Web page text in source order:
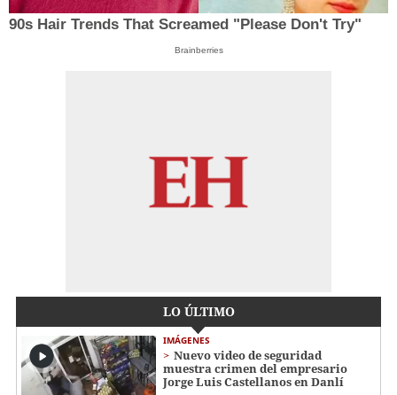
90s Hair Trends That Screamed "Please Don't Try"
Brainberries
LO ÚLTIMO
IMÁGENES
Nuevo video de seguridad
muestra crimen del empresario
Jorge Luis Castellanos en Danlí